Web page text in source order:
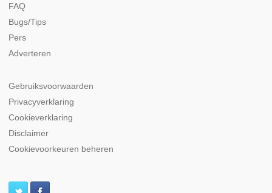
FAQ
Bugs/Tips
Pers
Adverteren
Gebruiksvoorwaarden
Privacyverklaring
Cookieverklaring
Disclaimer
Cookievoorkeuren beheren